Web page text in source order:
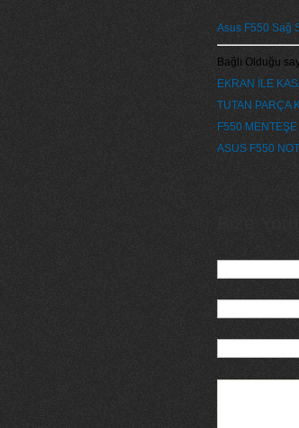
Asus F550 Sağ
Bağlı Olduğu
EKRAN İLE
TUTAN PARÇA
F550 MENTEŞE
ASUS F550